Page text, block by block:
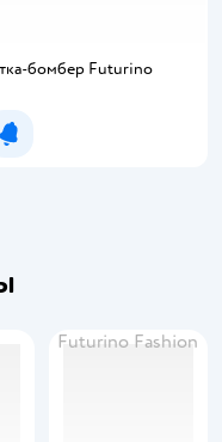
бомбер Futurino
Уведомить о появлении
Futurino Fashion